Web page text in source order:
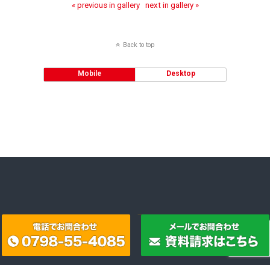
« previous in gallery next in gallery »
Back to top
Mobile Desktop